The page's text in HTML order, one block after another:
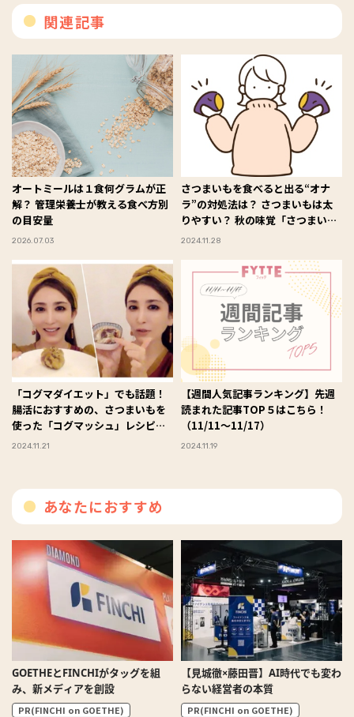
関連記事
オートミールは１食何グラムが正
解？ 管理栄養士が教える食べ方別
の目安量
2026.07.03
さつまいもを食べると出る“オナ
ラ”の対処法は？ さつまいもは太
りやすい？ 秋の味覚「さつまい
も」の気になるQ＆Aで疑問を解
2024.11.28
「コグマダイエット」でも話題！
腸活におすすめの、さつまいもを
使った「コグマッシュ」レシピ２
選【中編】
2024.11.21
【週間人気記事ランキング】先週
読まれた記事TOP５はこちら！
（11/11～11/17）
2024.11.19
あなたにおすすめ
GOETHEとFINCHIがタッグを組
み、新メディアを創設
PR(FINCHI on GOETHE)
【見城徹×藤田晋】AI時代でも変わ
らない経営者の本質
PR(FINCHI on GOETHE)